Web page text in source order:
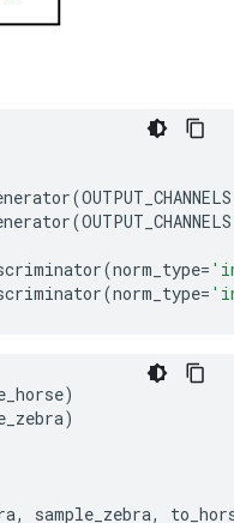
(OUTPUT_CHANNELS
(OUTPUT_CHANNELS
(norm_type=
(norm_type=
)
)
, sample_zebra,